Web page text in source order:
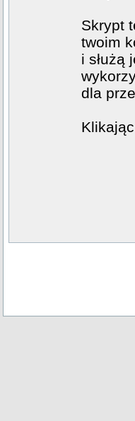
Skrypt
twoim
i służą
dla